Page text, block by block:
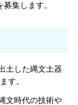
集します。
土した縄文土器
す。
文時代の技術や